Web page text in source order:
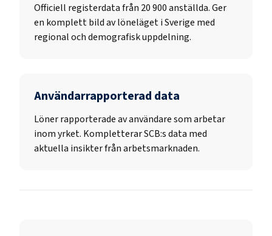
Officiell registerdata från 20 900anställda. Ger
en komplett bild av löneläget i Sverige med
regional och demografisk uppdelning.
Användarrapporterad data
Löner rapporterade av användare som arbetar
inom yrket. Kompletterar SCB:s data med
aktuella insikter från arbetsmarknaden.